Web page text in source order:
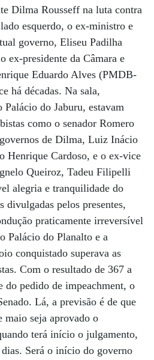
Dilma Rousseff na luta contra
esquerdo, o ex-ministro e
governo, Eliseu Padilha
ex-presidente da Câmara e
Eduardo Alves (PMDB-
há décadas. Na sala,
do Jaburu, estavam
como o senador Romero
de Dilma, Luiz Inácio
Henrique Cardoso, e o ex-vice
Queiroz, Tadeu Filipelli
alegria e tranquilidade do
divulgadas pelos presentes,
praticamente irreversível
Palácio do Planalto e a
conquistado superava as
Com o resultado de 367 a
do pedido de impeachment, o
Lá, a previsão é de que
maio seja aprovado o
terá início o julgamento,
Será o início do governo